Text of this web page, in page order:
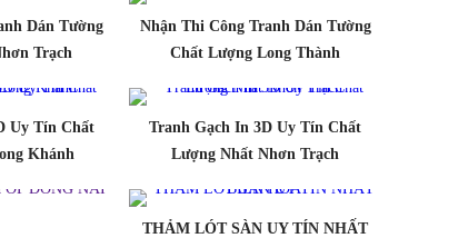
Dán Tường
Trạch
Nhận Thi Công Tranh Dán Tường
Chất Lượng Long Thành
Uy Tín Chất
Khánh
Tranh Gạch In 3D Uy Tín Chất
Lượng Nhất Nhơn Trạch
THẢM LÓT SÀN UY TÍN NHẤT